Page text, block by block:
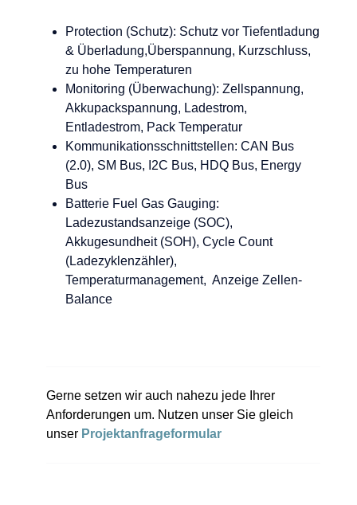
Protection (Schutz): Schutz vor Tiefentladung
& Überladung,Überspannung, Kurzschluss,
zu hohe Temperaturen
Monitoring (Überwachung): Zellspannung,
Akkupackspannung, Ladestrom,
Entladestrom, Pack Temperatur
Kommunikationsschnittstellen: CAN Bus
(2.0), SM Bus, I2C Bus, HDQ Bus, Energy
Bus
Batterie Fuel Gas Gauging:
Ladezustandsanzeige (SOC),
Akkugesundheit (SOH), Cycle Count
(Ladezyklenzähler),
Temperaturmanagement, Anzeige Zellen-
Balance
Gerne setzen wir auch nahezu jede Ihrer
Anforderungen um. Nutzen unser Sie gleich
unser Projektanfrageformular